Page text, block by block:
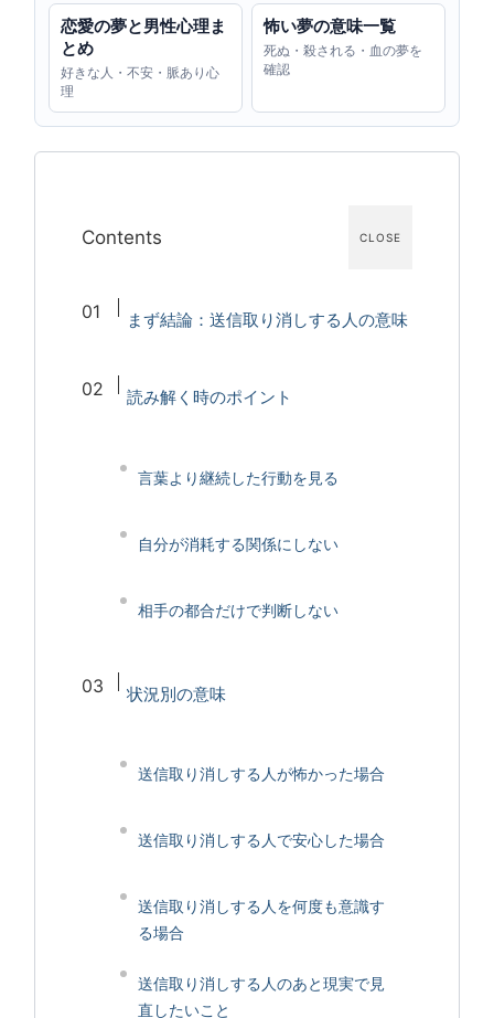
恋愛の夢と男性心理ま
とめ
好きな人・不安・脈あり心
理
怖い夢の意味一覧
死ぬ・殺される・血の夢を
確認
CLOSE
Contents
まず結論：送信取り消しする人の意味
読み解く時のポイント
言葉より継続した行動を見る
自分が消耗する関係にしない
相手の都合だけで判断しない
状況別の意味
送信取り消しする人が怖かった場合
送信取り消しする人で安心した場合
送信取り消しする人を何度も意識す
る場合
送信取り消しする人のあと現実で見
直したいこと